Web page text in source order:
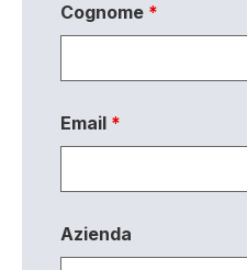
Cognome *
Email *
Azienda